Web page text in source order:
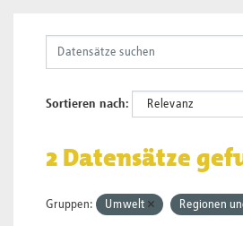
Sortieren nach
2 Datensätze
Gruppen: Umwelt Regionen